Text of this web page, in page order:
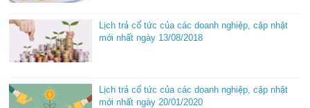
Lịch trả cổ tức của các doanh nghiệp, cập nhật
mới nhất ngày 13/08/2018
Lịch trả cổ tức của các doanh nghiệp, cập nhật
mới nhất ngày 20/01/2020